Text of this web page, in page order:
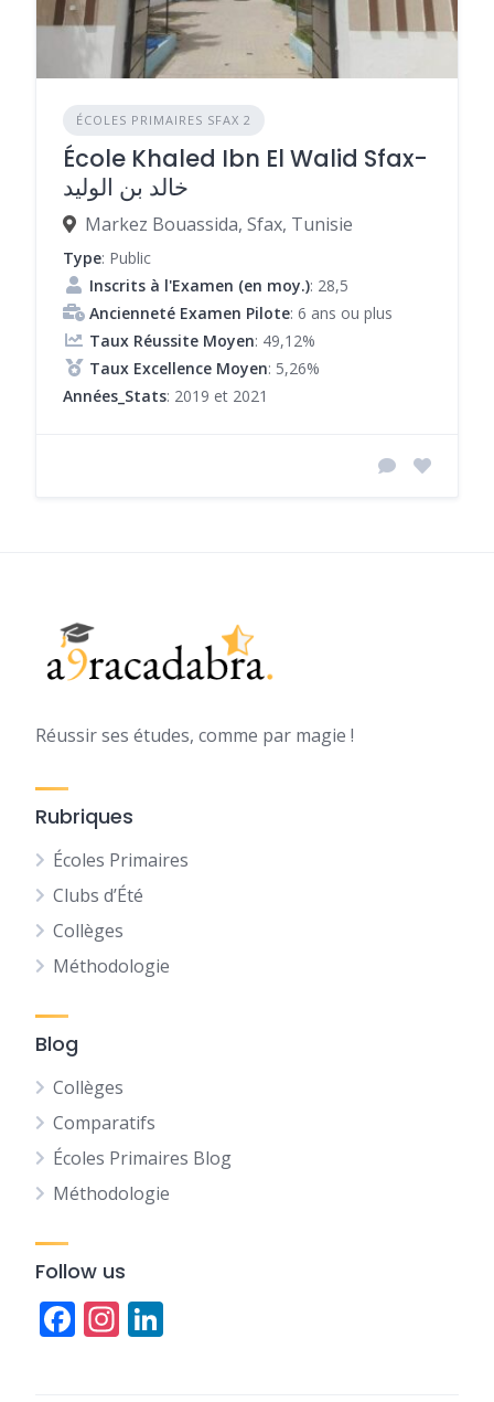
ÉCOLES PRIMAIRES SFAX 2
École Khaled Ibn El Walid Sfax-
خالد بن الوليد
Markez Bouassida, Sfax, Tunisie
Type: Public
Inscrits à l'Examen (en moy.): 28,5
Ancienneté Examen Pilote: 6 ans ou plus
Taux Réussite Moyen: 49,12%
Taux Excellence Moyen: 5,26%
Années_Stats: 2019 et 2021
Réussir ses études, comme par magie !
Rubriques
Écoles Primaires
Clubs d’Été
Collèges
Méthodologie
Blog
Collèges
Comparatifs
Écoles Primaires Blog
Méthodologie
Follow us
Facebook
Instagram